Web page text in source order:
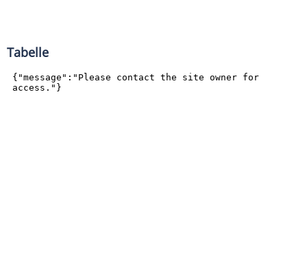
Tabelle